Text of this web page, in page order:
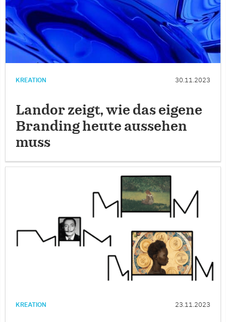
KREATION 30.11.2023
Landor zeigt, wie das eigene
Branding heute aussehen
muss
KREATION 23.11.2023